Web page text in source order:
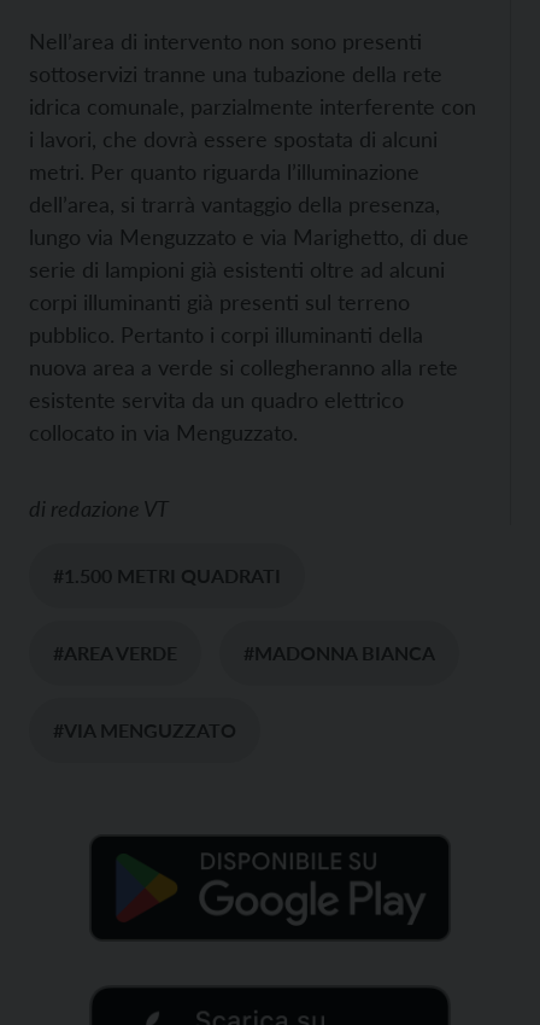
Nell’area di intervento non sono presenti
sottoservizi tranne una tubazione della rete
idrica comunale, parzialmente interferente con
i lavori, che dovrà essere spostata di alcuni
metri. Per quanto riguarda l’illuminazione
dell’area, si trarrà vantaggio della presenza,
lungo via Menguzzato e via Marighetto, di due
serie di lampioni già esistenti oltre ad alcuni
corpi illuminanti già presenti sul terreno
pubblico. Pertanto i corpi illuminanti della
nuova area a verde si collegheranno alla rete
esistente servita da un quadro elettrico
collocato in via Menguzzato.
di redazione VT
#1.500 METRI QUADRATI
#AREA VERDE #MADONNA BIANCA
#VIA MENGUZZATO